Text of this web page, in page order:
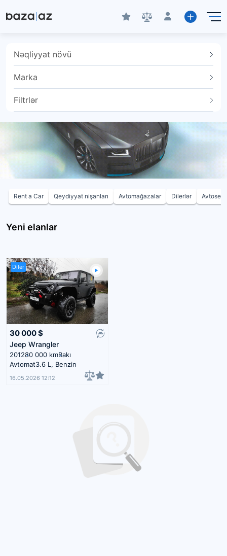
Nəqliyyat növü
Marka
Filtrlər
Rent a Car Qeydiyyat nişanları Avtomağazalar Dilerlər
Yeni elanlar
Diler
30 000$
Jeep Wrangler
201280 000 kmBakı
Avtomat3.6 L, Benzin
16.05.2026 12:12